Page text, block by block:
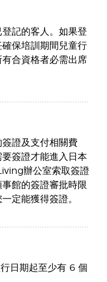
記的客人。如果登
保培訓期間兒童行
合資格者必需出席
證及支付相關費
簽證才能進入日本
辦公室索取簽證
館的簽證審批時限
定能獲得簽證。
日期起至少有 6 個